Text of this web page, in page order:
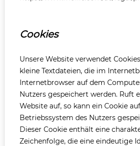
Cookies
Unsere Website verwendet
kleine Textdateien, die im
Internetbrowser auf dem
Nutzers gespeichert werden. Ruft
Website auf, so kann ein Cookie
Betriebssystem des Nutzers
Dieser Cookie enthält eine
Zeichenfolge, die eine eindeutige